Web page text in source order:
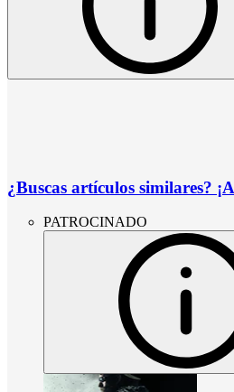
¿Buscas artículos similares?
PATROCINADO